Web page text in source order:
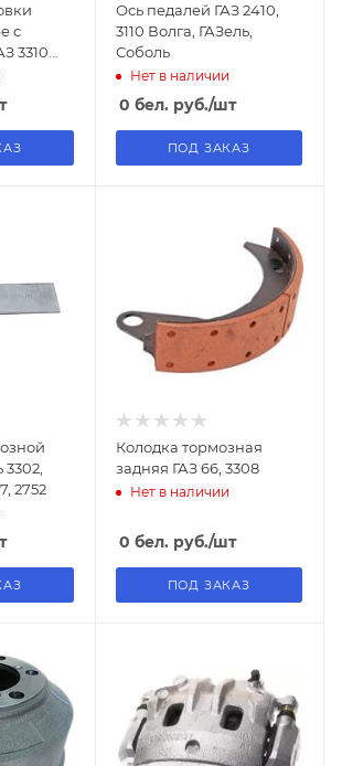
с
3310
Ось педалей ГАЗ 2410,
3110 Волга, ГАЗель,
Соболь
Нет в наличии
0 бел. руб./шт
ПОД ЗАКАЗ
2752
Колодка тормозная
задняя ГАЗ 66, 3308
Нет в наличии
0 бел. руб./шт
ПОД ЗАКАЗ